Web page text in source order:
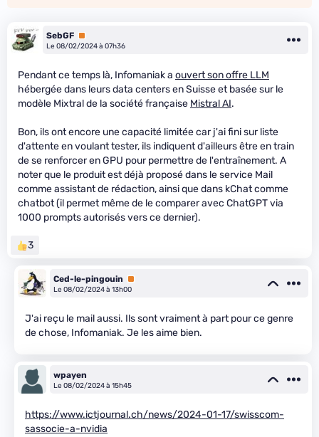
SebGF Premium
Le 08/02/2024 à 07h36
Pendant ce temps là, Infomaniak a ouvert son offre LLM
hébergée dans leurs data centers en Suisse et basée sur le
modèle Mixtral de la société française Mistral AI.
Bon, ils ont encore une capacité limitée car j'ai fini sur liste
d'attente en voulant tester, ils indiquent d'ailleurs être en train
de se renforcer en GPU pour permettre de l'entraînement. A
noter que le produit est déjà proposé dans le service Mail
comme assistant de rédaction, ainsi que dans kChat comme
chatbot (il permet même de le comparer avec ChatGPT via
1000 prompts autorisés vers ce dernier).
3
Ced-le-pingouin
Premium
Le 08/02/2024 à 13h00
J'ai reçu le mail aussi. Ils sont vraiment à part pour ce genre
de chose, Infomaniak. Je les aime bien.
wpayen
Le 08/02/2024 à 15h45
https://www.ictjournal.ch/news/2024-01-17/swisscom-
sassocie-a-nvidia